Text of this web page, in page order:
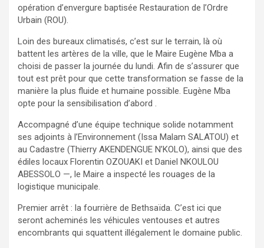
opération d’envergure baptisée Restauration de l’Ordre
Urbain (ROU).
Loin des bureaux climatisés, c’est sur le terrain, là où
battent les artères de la ville, que le Maire Eugène Mba a
choisi de passer la journée du lundi. Afin de s’assurer que
tout est prêt pour que cette transformation se fasse de la
manière la plus fluide et humaine possible. Eugène Mba
opte pour la sensibilisation d’abord .
Accompagné d’une équipe technique solide notamment
ses adjoints à l’Environnement (Issa Malam SALATOU) et
au Cadastre (Thierry AKENDENGUE N’KOLO), ainsi que des
édiles locaux Florentin OZOUAKI et Daniel NKOULOU
ABESSOLO —, le Maire a inspecté les rouages de la
logistique municipale.
Premier arrêt : la fourrière de Bethsaïda. C’est ici que
seront acheminés les véhicules ventouses et autres
encombrants qui squattent illégalement le domaine public.